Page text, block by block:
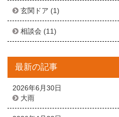
玄関ドア (1)
相談会 (11)
最新の記事
2026年6月30日
大雨